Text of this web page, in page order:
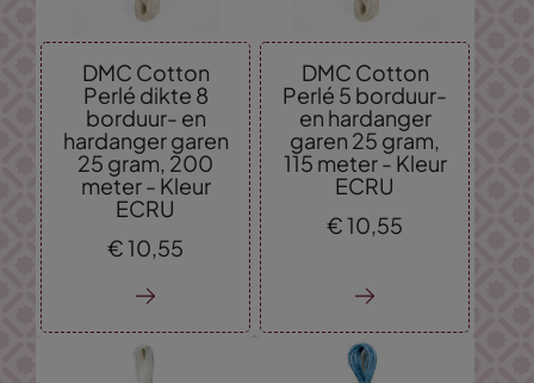
DMC Cotton
Perlé dikte 8
borduur- en
hardanger garen
25 gram, 200
meter - Kleur
ECRU
€10,55
DMC Cotton
Perlé 5 borduur-
en hardanger
garen 25 gram,
115 meter - Kleur
ECRU
€10,55